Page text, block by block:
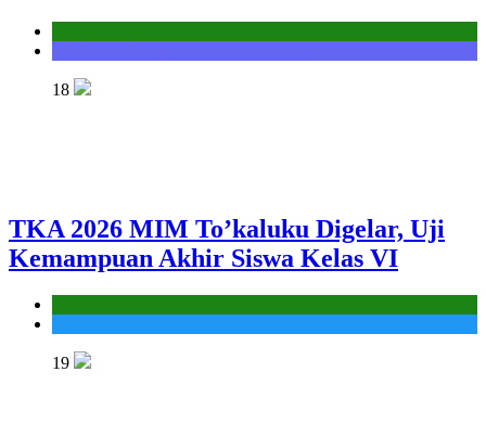
18
TKA 2026 MIM To’kaluku Digelar, Uji
Kemampuan Akhir Siswa Kelas VI
19